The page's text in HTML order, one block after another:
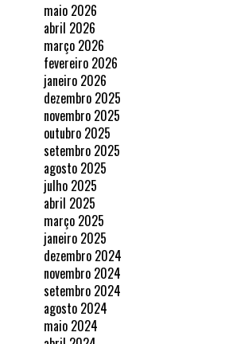
maio 2026
abril 2026
março 2026
fevereiro 2026
janeiro 2026
dezembro 2025
novembro 2025
outubro 2025
setembro 2025
agosto 2025
julho 2025
abril 2025
março 2025
janeiro 2025
dezembro 2024
novembro 2024
setembro 2024
agosto 2024
maio 2024